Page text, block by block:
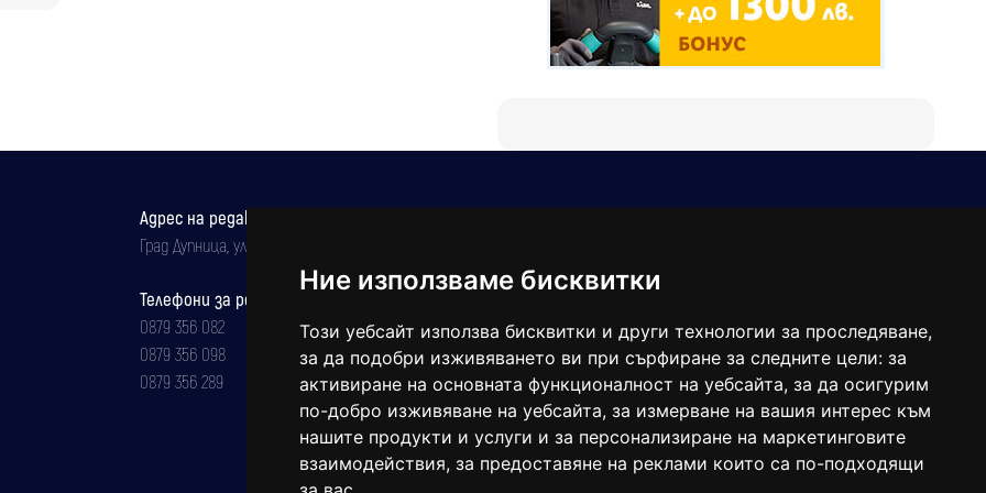
Ние използваме бисквитки
Този уебсайт използва бисквитки и други технологии за проследяване,
за да подобри изживяването ви при сърфиране за следните цели: за
активиране на основната функционалност на уебсайта, за да осигурим
по-добро изживяване на уебсайта, за измерване на вашия интерес към
нашите продукти и услуги и за персонализиране на маркетинговите
взаимодействия, за предоставяне на реклами които са по-подходящи
Адрес на редакцията
Град Дупница, ул.''Христо Ботев" 43
Телефони за реклама и абонаменти
0879 356 082
0879 356 098
0879 356 289
balgarkanews@gmail.com